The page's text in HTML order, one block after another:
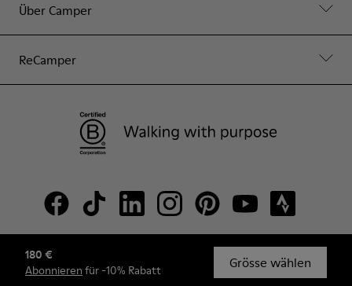
180 €
Abonnieren für -10% Rabatt Grösse wählen
Über Camper
ReCamper
© Camper, 2026